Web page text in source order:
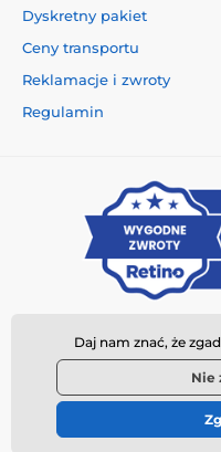
Dyskretny pakiet
Ceny transportu
Reklamacje i zwroty
Regulamin
© 2026
Daj nam znać, że
Nie